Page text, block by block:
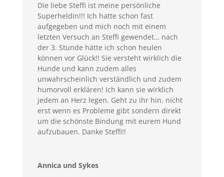
Die liebe Steffi ist meine persönliche
Superheldin!!! Ich hatte schon fast
aufgegeben und mich noch mit einem
letzten Versuch an Steffi gewendet… nach
der 3. Stunde hätte ich schon heulen
können vor Glück!! Sie versteht wirklich die
Hunde und kann zudem alles
unwahrscheinlich verständlich und zudem
humorvoll erklären! Ich kann sie wirklich
jedem an Herz legen. Geht zu ihr hin, nicht
erst wenn es Probleme gibt sondern direkt
um die schönste Bindung mit eurem Hund
aufzubauen. Danke Steffi!!
Annica und Sykes